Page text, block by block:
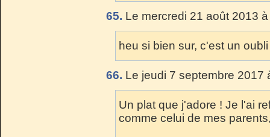
65. Le mercredi 21 août 2013
heu si bien sur, c'est un
66. Le jeudi 7 septembre 2017
Un plat que j'adore ! Je l'ai
comme celui de mes